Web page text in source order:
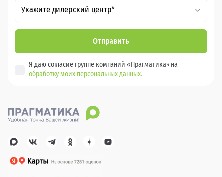
Укажите дилерский центр*
Отправить
Я даю согласие группе компаний «Прагматика» на
обработку моих персональных данных.